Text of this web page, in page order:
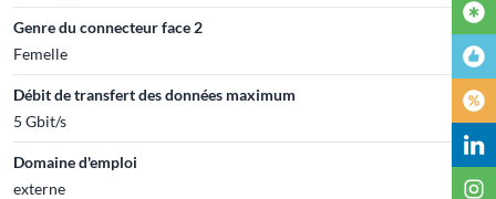
Genre du connecteur face 2
Femelle
Débit de transfert des données maximum
5 Gbit/s
Domaine d'emploi
externe